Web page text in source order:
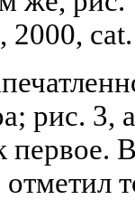
2000,
рис. 3,